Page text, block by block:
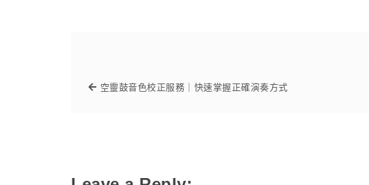
空靈鼓音色校正服務｜快速掌握正確演奏方式